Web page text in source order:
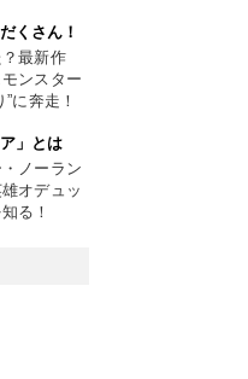
くさん！
最新作
モンスター
に奔走！
」とは
ノーラン
オデュッ
る！